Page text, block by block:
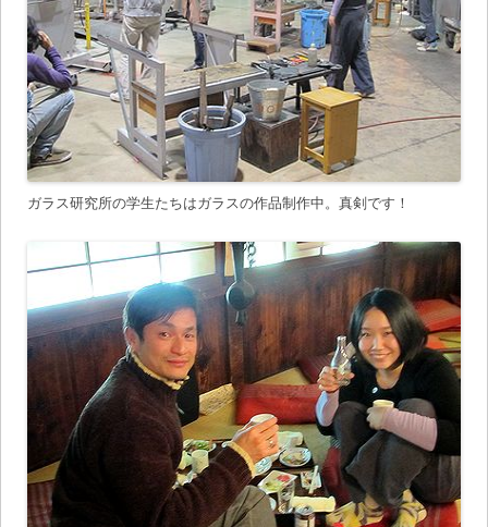
ガラス研究所の学生たちはガラスの作品制作中。真剣です！